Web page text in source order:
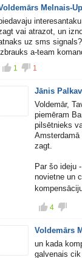
Melnais-
vai atrazot, un
uz sms
a-team
1 1
Jānis
Voldemār,
piemēram
pilsētnieks
zagt.
Par šo ideju
novietne un
4
Voldemārs
un kada
galvenais